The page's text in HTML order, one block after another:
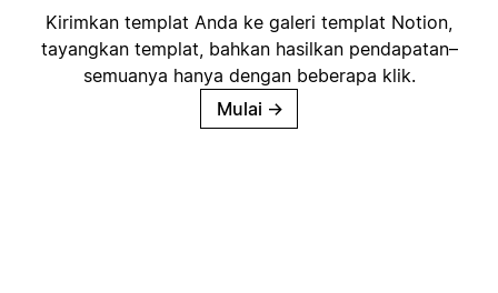
Kirimkan templat Anda ke galeri templat Notion,
tayangkan templat, bahkan hasilkan pendapatan–
semuanya hanya dengan beberapa klik.
Mulai →